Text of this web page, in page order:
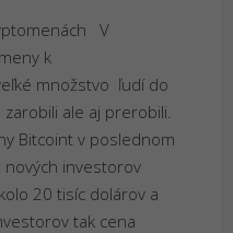
V
k
množstvo ľudí do
ale aj prerobili.
Bitcoint v poslednom
investorov
20 tisíc dolárov a
tak cena